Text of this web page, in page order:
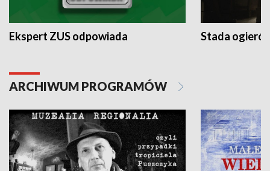
Ekspert ZUS odpowiada Stada
ARCHIWUM PROGRAMÓW